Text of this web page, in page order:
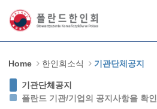
Home 한인회소식 기관단체공지
기관단체공지
폴란드 기관/기업의 공지사항을 확